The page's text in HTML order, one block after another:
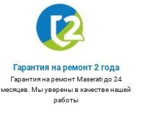
Гарантия на ремонт 2 года
Гарантия на ремонт Maserati до 24
месяцев. Мы уверены в качестве нашей
работы